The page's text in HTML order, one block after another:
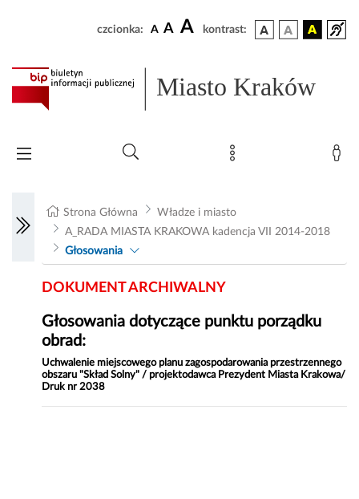
czcionka: A A A kontrast:
Miasto Kraków
Strona Główna
Władze i miasto
A_RADA MIASTA KRAKOWA kadencja VII 2014-2018
Głosowania
DOKUMENT ARCHIWALNY
Głosowania dotyczące punktu porządku
obrad:
Uchwalenie miejscowego planu zagospodarowania przestrzennego
obszaru "Skład Solny" / projektodawca Prezydent Miasta Krakowa/
Druk nr 2038